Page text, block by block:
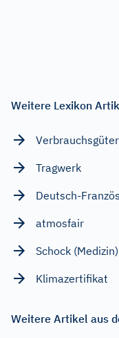
Weitere Lexikon
Tragwerk
Deutsch-
atmosfair
Schock (Medizin)
Klimazertifikat
Weitere Artikel aus